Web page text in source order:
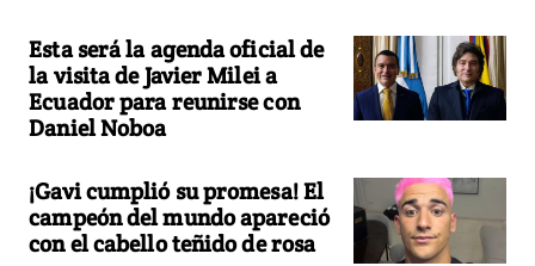
Esta será la agenda oficial de
la visita de Javier Milei a
Ecuador para reunirse con
Daniel Noboa
¡Gavi cumplió su promesa! El
campeón del mundo apareció
con el cabello teñido de rosa